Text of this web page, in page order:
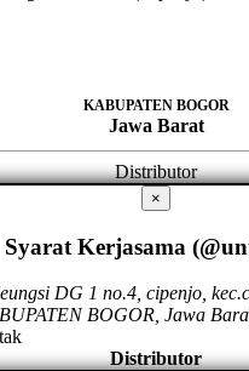
KABUPATEN BOGOR
Jawa Barat
Distributor
×
Syarat Kerjasama
DG 1 no.4, cipenjo,
BOGOR, Jawa
Distributor